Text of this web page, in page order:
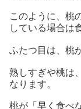
このように、桃
している場合は
ふたつ目は、桃
熟しすぎや桃は
なります。
桃が「早く食べ